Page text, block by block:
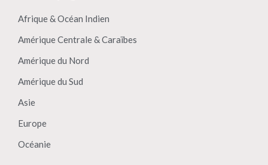
Afrique & Océan Indien
Amérique Centrale & Caraïbes
Amérique du Nord
Amérique du Sud
Asie
Europe
Océanie